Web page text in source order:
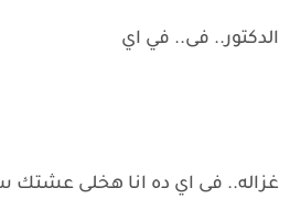
الدكتور.. فى.. في اي
غزاله.. فى اي ده انا هخلى عشتك